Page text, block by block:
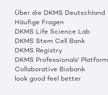
Über die DKMS Deutschland
Häufige Fragen
DKMS Life Science Lab
DKMS Stem Cell Bank
DKMS Registry
DKMS Professionals' Platform
Collaborative Biobank
look good feel better